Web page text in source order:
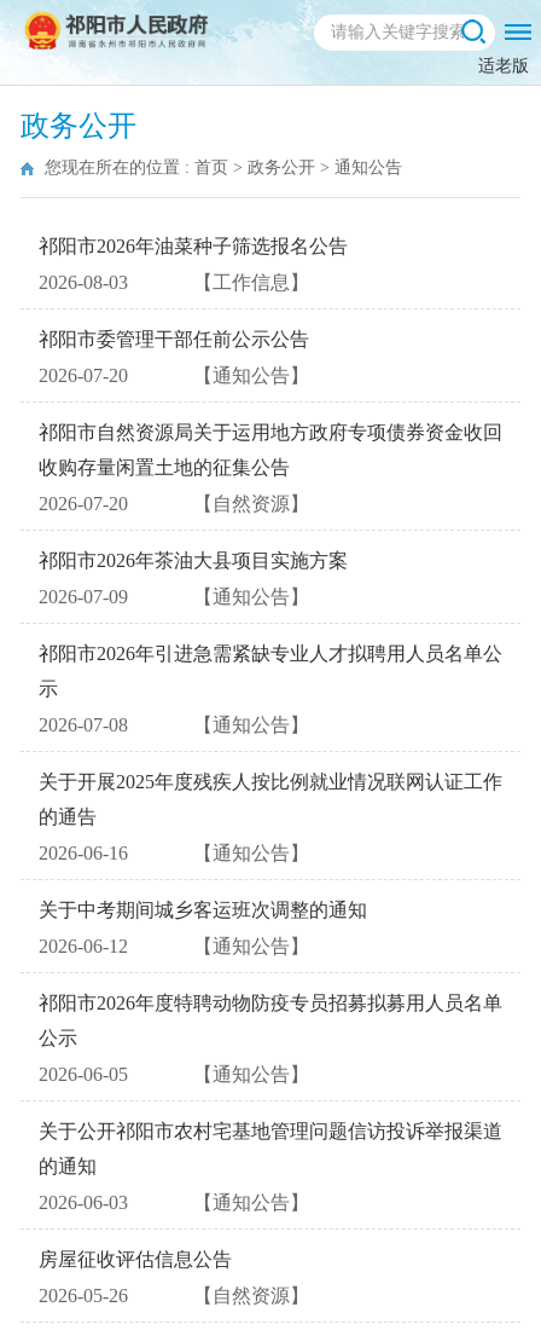
适老版
政务公开
您现在所在的位置 : 首页 > 政务公开 > 通知公告
祁阳市2026年油菜种子筛选报名公告
2026-08-03
【工作信息】
祁阳市委管理干部任前公示公告
2026-07-20
【通知公告】
祁阳市自然资源局关于运用地方政府专项债券资金收回
收购存量闲置土地的征集公告
2026-07-20
【自然资源】
祁阳市2026年茶油大县项目实施方案
2026-07-09
【通知公告】
祁阳市2026年引进急需紧缺专业人才拟聘用人员名单公
示
2026-07-08
【通知公告】
关于开展2025年度残疾人按比例就业情况联网认证工作
的通告
2026-06-16
【通知公告】
关于中考期间城乡客运班次调整的通知
2026-06-12
【通知公告】
祁阳市2026年度特聘动物防疫专员招募拟募用人员名单
公示
2026-06-05
【通知公告】
关于公开祁阳市农村宅基地管理问题信访投诉举报渠道
的通知
2026-06-03
【通知公告】
房屋征收评估信息公告
2026-05-26
【自然资源】